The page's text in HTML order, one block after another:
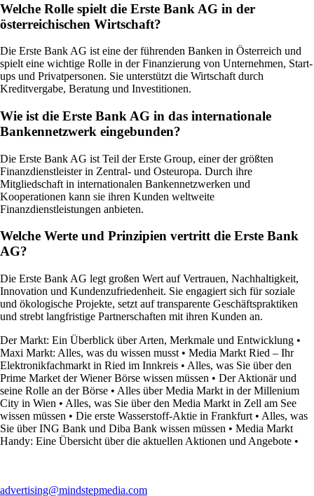
Welche Rolle spielt die Erste Bank AG in der
österreichischen Wirtschaft?
Die Erste Bank AG ist eine der führenden Banken in Österreich und
spielt eine wichtige Rolle in der Finanzierung von Unternehmen, Start-
ups und Privatpersonen. Sie unterstützt die Wirtschaft durch
Kreditvergabe, Beratung und Investitionen.
Wie ist die Erste Bank AG in das internationale
Bankennetzwerk eingebunden?
Die Erste Bank AG ist Teil der Erste Group, einer der größten
Finanzdienstleister in Zentral- und Osteuropa. Durch ihre
Mitgliedschaft in internationalen Bankennetzwerken und
Kooperationen kann sie ihren Kunden weltweite
Finanzdienstleistungen anbieten.
Welche Werte und Prinzipien vertritt die Erste Bank
AG?
Die Erste Bank AG legt großen Wert auf Vertrauen, Nachhaltigkeit,
Innovation und Kundenzufriedenheit. Sie engagiert sich für soziale
und ökologische Projekte, setzt auf transparente Geschäftspraktiken
und strebt langfristige Partnerschaften mit ihren Kunden an.
Der Markt: Ein Überblick über Arten, Merkmale und Entwicklung •
Maxi Markt: Alles, was du wissen musst • Media Markt Ried – Ihr
Elektronikfachmarkt in Ried im Innkreis • Alles, was Sie über den
Prime Market der Wiener Börse wissen müssen • Der Aktionär und
seine Rolle an der Börse • Alles über Media Markt in der Millenium
City in Wien • Alles, was Sie über den Media Markt in Zell am See
wissen müssen • Die erste Wasserstoff-Aktie in Frankfurt • Alles, was
Sie über ING Bank und Diba Bank wissen müssen • Media Markt
Handy: Eine Übersicht über die aktuellen Aktionen und Angebote •
advertising@mindstepmedia.com